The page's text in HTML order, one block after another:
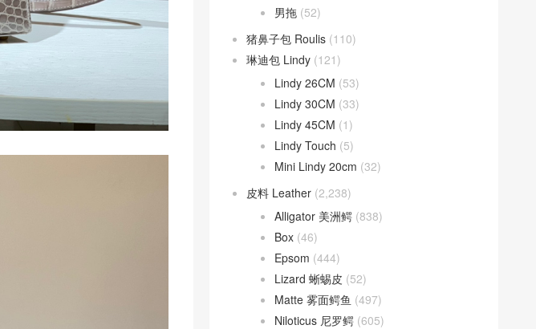
男拖 (52)
猪鼻子包 Roulis (110)
琳迪包 Lindy (121)
Lindy 26CM (53)
Lindy 30CM (33)
Lindy 45CM (1)
Lindy Touch (5)
Mini Lindy 20cm (32)
皮料 Leather (2,238)
Alligator 美洲鳄 (838)
Box (46)
Epsom (444)
Lizard 蜥蜴皮 (52)
Matte 雾面鳄鱼 (497)
Niloticus 尼罗鳄 (605)